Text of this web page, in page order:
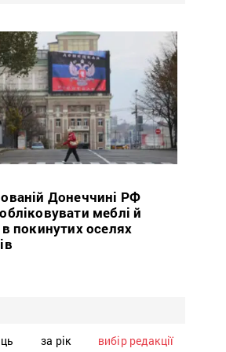
Донеччині РФ
меблі й
в покинутих оселях
за рік вибір редакції